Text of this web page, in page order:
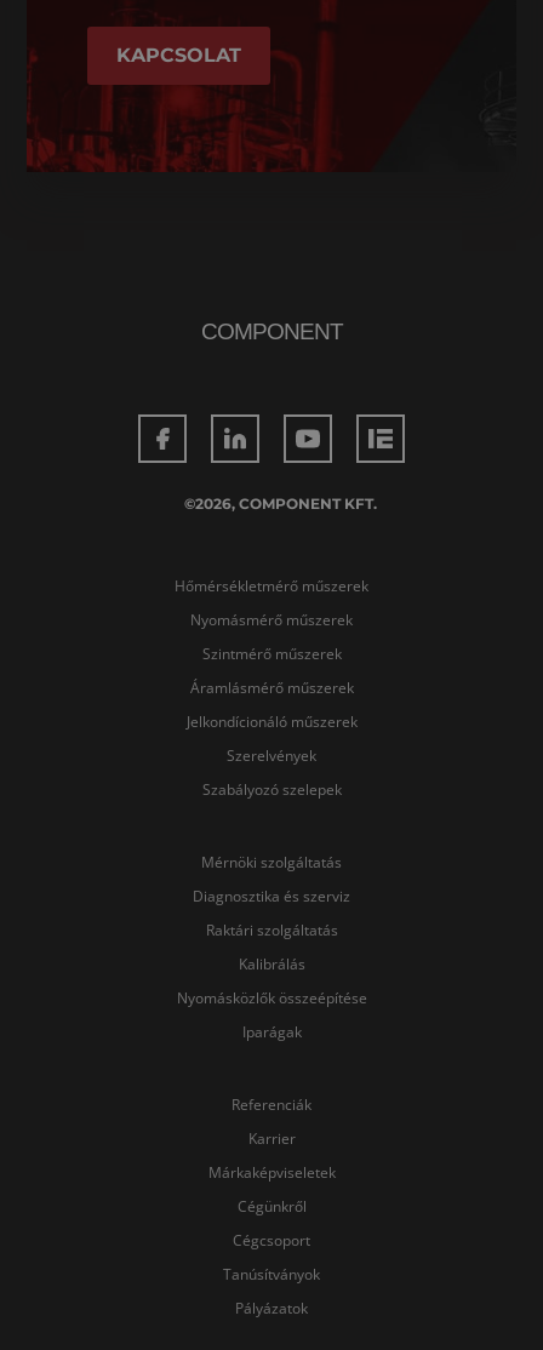
KAPCSOLAT
COMPONENT
©2026, COMPONENT KFT.
Hőmérsékletmérő műszerek
Nyomásmérő műszerek
Szintmérő műszerek
Áramlásmérő műszerek
Jelkondícionáló műszerek
Szerelvények
Szabályozó szelepek
Mérnöki szolgáltatás
Diagnosztika és szerviz
Raktári szolgáltatás
Kalibrálás
Nyomásközlők összeépítése
Iparágak
Referenciák
Karrier
Márkaképviseletek
Cégünkről
Cégcsoport
Tanúsítványok
Pályázatok